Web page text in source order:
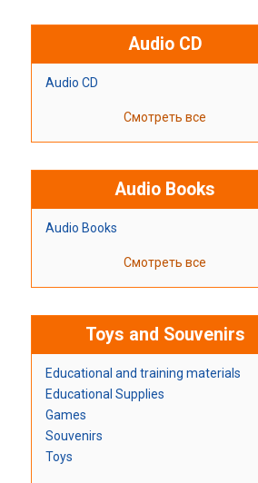
Audio CD
Audio CD
Смотреть все
Audio Books
Audio Books
Смотреть все
Toys and Souvenirs
Educational and training materials
Educational Supplies
Games
Souvenirs
Toys